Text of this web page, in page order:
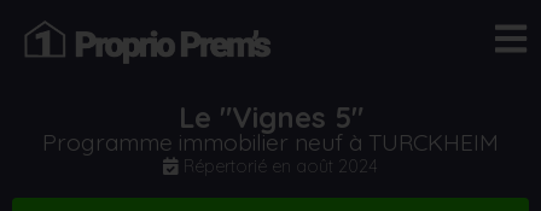
Le "Vignes 5"
Programme immobilier neuf à TURCKHEIM
Répertorié en août 2024